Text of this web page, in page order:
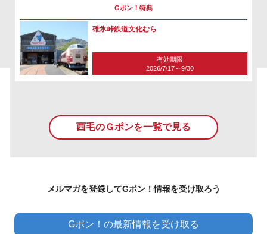
Gポン！特典
碓氷峠鉄道文化むら
有効期限
2026/7/17～9/30
西毛のＧポンを一覧で見る
メルマガを登録してGポン！情報を受け取ろう
Gポン！の最新情報を受け取る